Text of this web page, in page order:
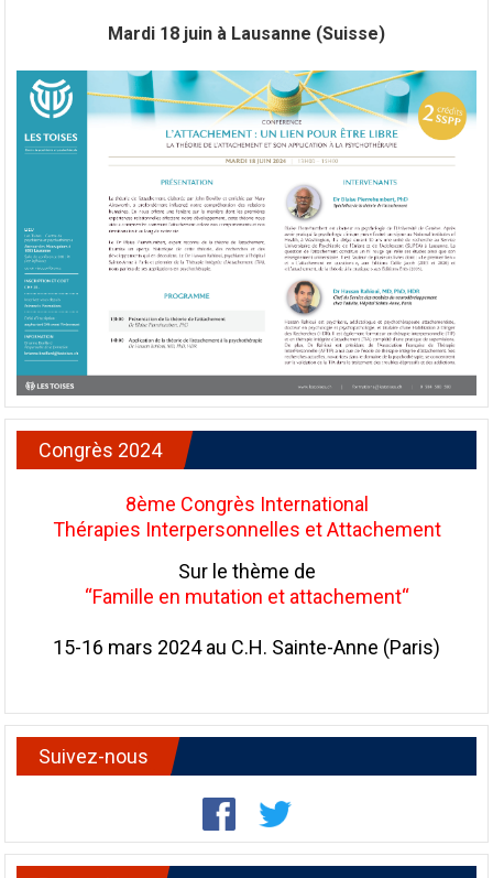
Mardi 18 juin à Lausanne (Suisse)
Congrès 2024
8ème Congrès International
Thérapies Interpersonnelles et Attachement
Sur le thème de
“Famille en mutation et attachement“
15-16 mars 2024 au C.H. Sainte-Anne (Paris)
Suivez-nous